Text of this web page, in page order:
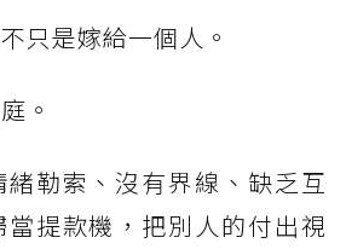
只是嫁給一個人。
。
勒索、沒有界線、缺乏互
提款機，把別人的付出視